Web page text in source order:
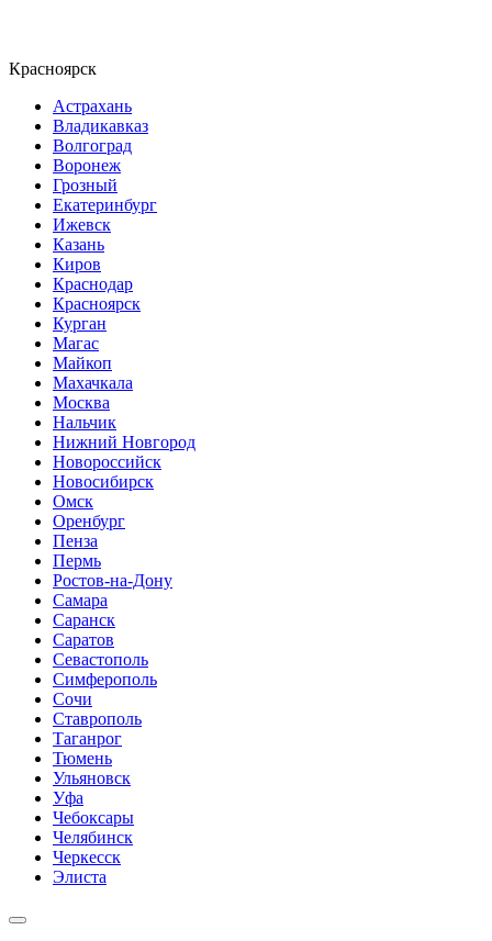
Красноярск
Астрахань
Владикавказ
Волгоград
Воронеж
Грозный
Екатеринбург
Ижевск
Казань
Киров
Краснодар
Красноярск
Курган
Магас
Майкоп
Махачкала
Москва
Нальчик
Нижний Новгород
Новороссийск
Новосибирск
Омск
Оренбург
Пенза
Пермь
Ростов-на-Дону
Самара
Саранск
Саратов
Севастополь
Симферополь
Сочи
Ставрополь
Таганрог
Тюмень
Ульяновск
Уфа
Чебоксары
Челябинск
Черкесск
Элиста